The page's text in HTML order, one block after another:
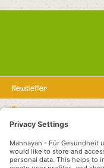
Newsletter
Über uns
Rechtstexte
Service-Hotline